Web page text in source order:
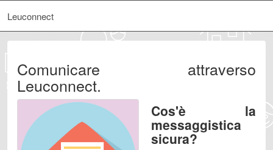
Leuconnect
Comunicare attraverso
Leuconnect.
Cos'è la
messaggistica
sicura?